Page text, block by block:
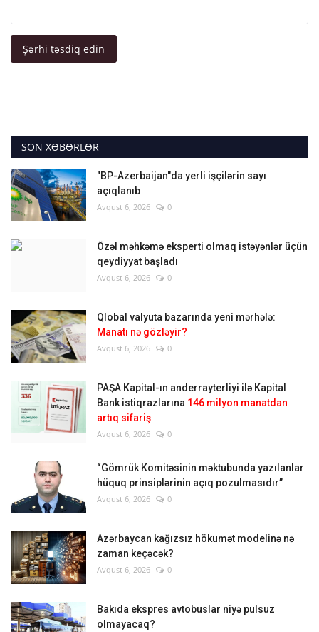
Şərhi təsdiq edin
SON XƏBƏRLƏR
"BP-Azerbaijan"da yerli işçilərin sayı
açıqlanıb
Avqust 6, 2026 0
Özəl məhkəmə eksperti olmaq istəyənlər üçün
qeydiyyat başladı
Avqust 6, 2026 0
Qlobal valyuta bazarında yeni mərhələ:
Manatı nə gözləyir?
Avqust 6, 2026 0
PAŞA Kapital-ın anderrayterliyi ilə Kapital
Bank istiqrazlarına 146 milyon manatdan
artıq sifariş
Avqust 6, 2026 0
“Gömrük Komitəsinin məktubunda yazılanlar
hüquq prinsiplərinin açıq pozulmasıdır”
Avqust 6, 2026 0
Azərbaycan kağızsız hökumət modelinə nə
zaman keçəcək?
Avqust 6, 2026 0
Bakıda ekspres avtobuslar niyə pulsuz
olmayacaq?